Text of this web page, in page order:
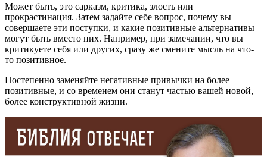
Может быть, это сарказм, критика, злость или
прокрастинация. Затем задайте себе вопрос, почему вы
совершаете эти поступки, и какие позитивные альтернативы
могут быть вместо них. Например, при замечании, что вы
критикуете себя или других, сразу же смените мысль на что-
то позитивное.
Постепенно заменяйте негативные привычки на более
позитивные, и со временем они станут частью вашей новой,
более конструктивной жизни.